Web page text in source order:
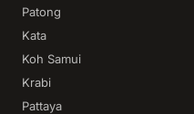
Patong
Kata
Koh Samui
Krabi
Pattaya